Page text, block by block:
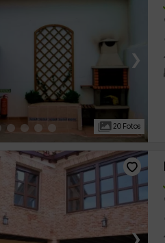
›
20 Fotos